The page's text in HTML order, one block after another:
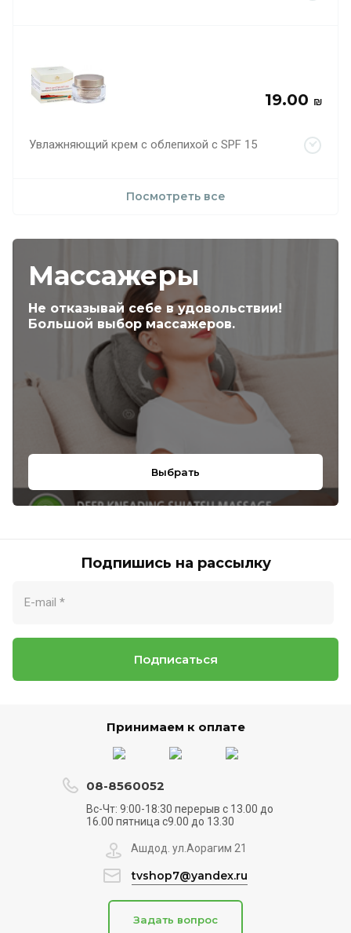
19.00 ₪
Увлажняющий крем с облепихой с SPF 15
Посмотреть все
Массажеры
Не отказывай себе в удовольствии!
Большой выбор массажеров.
Выбрать
Подпишись на рассылку
Подписаться
Принимаем к оплате
08-8560052
Вс-Чт: 9:00-18:30 перерыв с 13.00 до
16.00 пятница с9.00 до 13.30
Ашдод. ул.Аорагим 21
tvshop7@yandex.ru
Задать вопрос